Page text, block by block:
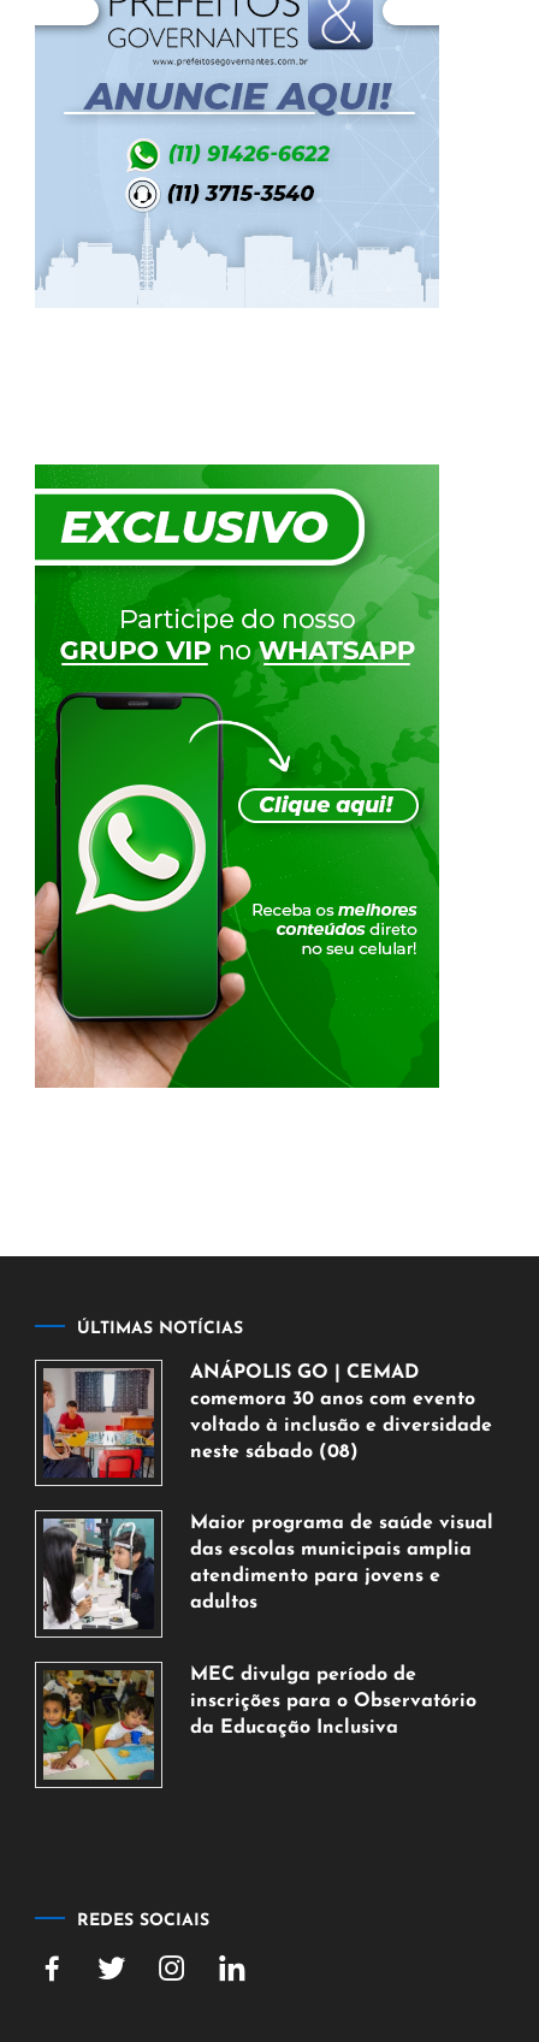
ÚLTIMAS NOTÍCIAS
ANÁPOLIS GO | CEMAD
comemora 30 anos com evento
voltado à inclusão e diversidade
neste sábado (08)
de
agosto
de
2026
Maior programa de saúde visual
das escolas municipais amplia
atendimento para jovens e
adultos
de
agosto
de
MEC divulga período de
inscrições para o Observatório
da Educação Inclusiva
REDES SOCIAIS